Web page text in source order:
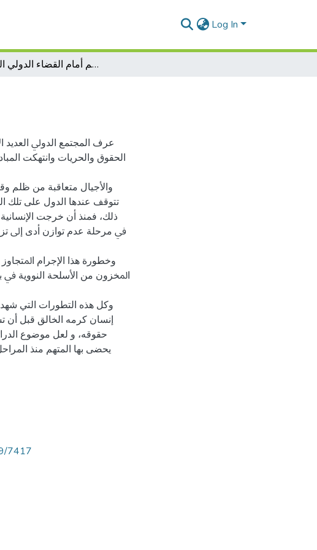
Log In
ضمان ات المتهم أمام القضاء الدولي الجنائي
عرف المجتمع ﺍﻟﺪﻭﱄ العديد
الحقوق والحريات ﻭﺍﻧﺘﻬﻜﺖ
ﻭالأﺟﻴﺎﻝ ﻣﺘﻌﺎﻗﺒﺔ من ظلم
ﺗﺘﻮﻗﻒ ﻋﻨﺪﻫﺎ ﺍﻟﺪﻭﻝ ﻋﻠﻰ ﺗﻠﻚ
ﺫﻟﻚ، فمنذ ﺃﻥ ﺧﺮﺟﺖ
ﰲ ﻣﺮﺣﻠﺔ ﻋﺪﻡ ﺗﻮﺍﺯﻥ ﺃﺩﻯ ﺇﱃ
وﺧﻄﻮﺭﺓ هذا ﺍﻹﺟﺮﺍﻡ ﺍﳌﺘﺠﺎﻭﺯ
ﺍﳌﺨﺰﻭﻥ ﻣﻦ ﺍﻷﺳﻠﺤﺔ ﺍﻟﻨﻮﻭﻳﺔ ﰲ
وكل هذه التطورات التي
إنسان كرمه الخالق قبل أن
حقوقه، و لعل موضوع
7417